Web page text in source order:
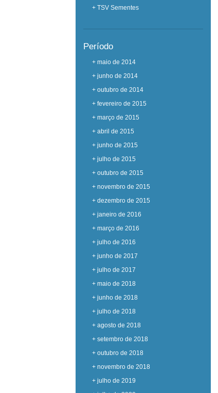
+ TSV Sementes
Período
+ maio de 2014
+ junho de 2014
+ outubro de 2014
+ fevereiro de 2015
+ março de 2015
+ abril de 2015
+ junho de 2015
+ julho de 2015
+ outubro de 2015
+ novembro de 2015
+ dezembro de 2015
+ janeiro de 2016
+ março de 2016
+ julho de 2016
+ junho de 2017
+ julho de 2017
+ maio de 2018
+ junho de 2018
+ julho de 2018
+ agosto de 2018
+ setembro de 2018
+ outubro de 2018
+ novembro de 2018
+ julho de 2019